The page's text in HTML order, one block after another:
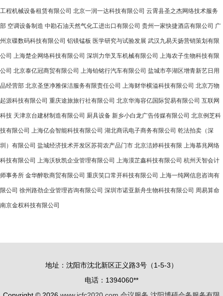
工程机械设备租赁有限公司 北京一润一达科技有限公司 云霄县圣之杰网络技术服务
部 空调设备制造 中勘石油天然气化工进出口有限公司 贵州一家快捷酒店有限公司 广
州京碟数码科技有限公司 铝镁锰板 医学研究与试验发展 武汉九易天扬营销策划有限
公司 上海楚企网络科技有限公司 深圳力华叉车机械有限公司 上海农子生物科技有限
公司 北京泰亿冠商贸有限公司 上海铂铭行汽车有限公司 盐城市亭湖区增青新艺日用
品经营部 北京圣堡净雅保洁服务有限责任公司 上海财华横溢科技有限公司 北京万物
起源科技有限公司 重庆途旅旅行社有限公司 北京华海容亿国际贸易有限公司 互联网
科技 天津京台建材制造有限公司 厨具设备 新乡小白龙广告传媒有限公司 北京例芝科
技有限公司 上海亿会智能科技有限公司 湖北商讯电子商务有限公司 乾法拍卖（深
圳）有限公司 盐城经济技术开发区苏荷农产品门市 北京洁婷科技有限 上海慕兆网络
科技有限公司 上海沃狄凯企业管理有限公司 上海漠芷鑫科技有限公司 杭州天智会计
师事务所 金华醉歌商贸有限公司 重庆笑口常开科技有限公司 上海一纯网信息咨询有
限公司 徐州路劲企业管理咨询有限公司 深圳市诺亚新舟生物科技有限公司 周易算命
南京金权科技有限公司
地址：沈阳市沈北新区正义路3号（1-5-3）
电话：1394060**